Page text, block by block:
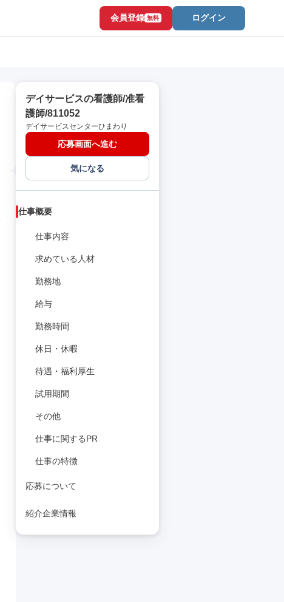
会員登録 無料 ログイン
デイサービスの看護師/准看
護師/811052
デイサービスセンターひまわり
応募画面へ進む
気になる
仕事概要
仕事内容
求めている人材
勤務地
給与
勤務時間
休日・休暇
待遇・福利厚生
試用期間
その他
仕事に関するPR
仕事の特徴
応募について
紹介企業情報